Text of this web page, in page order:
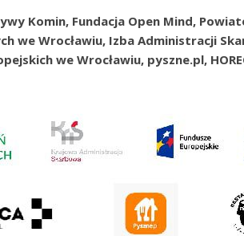
Komin, Fundacja Open Mind,
we Wrocławiu, Izba Administracji
we Wrocławiu, pyszne.pl,